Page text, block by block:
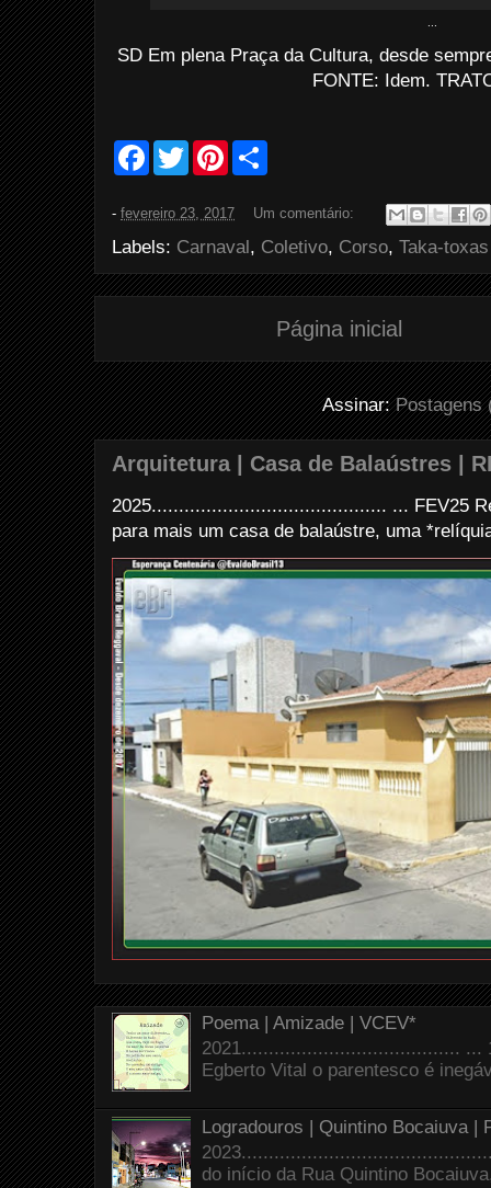
SD Em plena Praça da Cultura, desde
FONTE: Idem.
F
b
o
k
T
w
t
r
P
e
e
s
t
e
- fevereiro 23, 2017 Um comentário:
Labels: Carnaval, Coletivo, Corso, Taka-toxas
Página inicial
Assinar:Postagens
Arquitetura | Casa de Balaústres |
2025........................................... ... FEV25
para mais um casa de balaústre, uma
Poema | Amizade | VCEV*
2021........................................ ...
Egberto Vital o parentesco é
Logradouros | Quintino Bocaiuva |
do início da Rua Quintino